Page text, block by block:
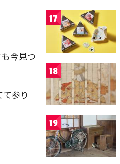
今見つ
参り
17
18
19